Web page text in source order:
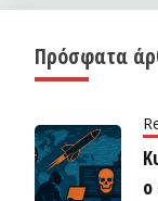
Πρόσφατα
ο